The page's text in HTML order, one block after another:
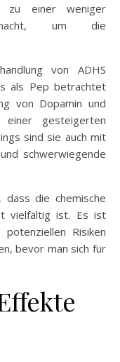
zu einer weniger
macht, um die
von ADHS
als Pep betrachtet
von Dopamin und
gesteigerten
sind sie auch mit
schwerwiegende
dass die chemische
vielfältig ist. Es ist
Risiken
bevor man sich für